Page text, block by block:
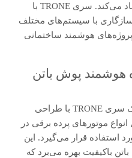
منازل، دفاتر و فضاهای تجاری ایجاد می‌کند. سری TRONE با
با سیستم‌های مختلف
هوشمند ساختمانی
هوشمند پوش باتن
کلید پرده هوشمند پوش باتن نستک سری TRONE با طراحی
موتورهای پرده برقی در
استفاده قرار می‌گیرد. این
باکیفیت بهره می‌برد که